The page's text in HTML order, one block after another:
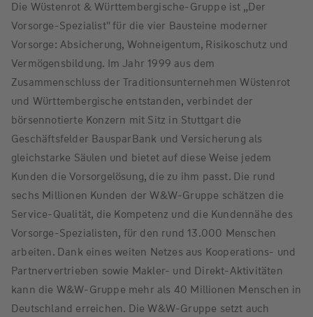
Die Wüstenrot & Württembergische-Gruppe ist „Der
Vorsorge-Spezialist" für die vier Bausteine moderner
Vorsorge: Absicherung, Wohneigentum, Risikoschutz und
Vermögensbildung. Im Jahr 1999 aus dem
Zusammenschluss der Traditionsunternehmen Wüstenrot
und Württembergische entstanden, verbindet der
börsennotierte Konzern mit Sitz in Stuttgart die
Geschäftsfelder BausparBank und Versicherung als
gleichstarke Säulen und bietet auf diese Weise jedem
Kunden die Vorsorgelösung, die zu ihm passt. Die rund
sechs Millionen Kunden der W&W-Gruppe schätzen die
Service-Qualität, die Kompetenz und die Kundennähe des
Vorsorge-Spezialisten, für den rund 13.000 Menschen
arbeiten. Dank eines weiten Netzes aus Kooperations- und
Partnervertrieben sowie Makler- und Direkt-Aktivitäten
kann die W&W-Gruppe mehr als 40 Millionen Menschen in
Deutschland erreichen. Die W&W-Gruppe setzt auch